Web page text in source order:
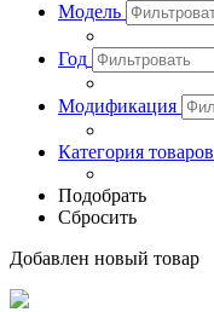
Модель
Год
Модификация
Категория товаров
Подобрать
Сбросить
Добавлен новый товар